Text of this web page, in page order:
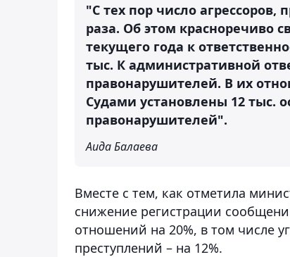
"С тех пор число агрессоров,
раза. Об этом красноречиво
текущего года к
тыс. К административной
правонарушителей. В их
Судами установлены 12 тыс.
правонарушителей".
Аида Балаева
Вместе с тем, как отметила
снижение регистрации
отношений на 20%, в том числе
преступлений – на 12%.